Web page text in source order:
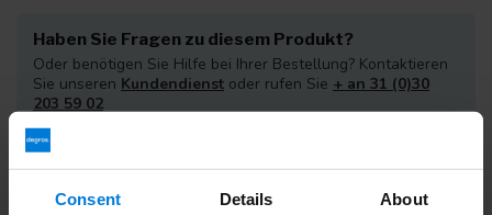
Consent Details About
Haben Sie Fragen zu diesem Produkt?
Oder benötigen Sie Hilfe bei Ihrer Bestellung? Kontaktieren
Sie unseren Kundendienst oder rufen Sie + an 31 (0)30
203 59 02
Zuletzt angesehen